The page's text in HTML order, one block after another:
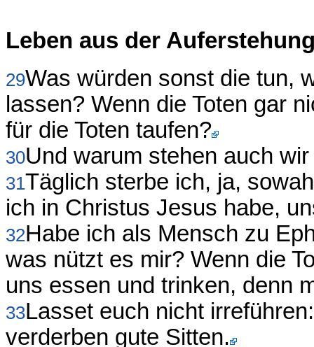
Leben aus der
29Was würden sonst die tun,
lassen? Wenn die Toten gar
für die Toten taufen?
30Und warum stehen auch
31Täglich sterbe ich, ja,
ich in Christus Jesus habe,
32Habe ich als Mensch zu
was nützt es mir? Wenn die
uns essen und trinken, denn
33Lasset euch nicht
verderben gute Sitten.